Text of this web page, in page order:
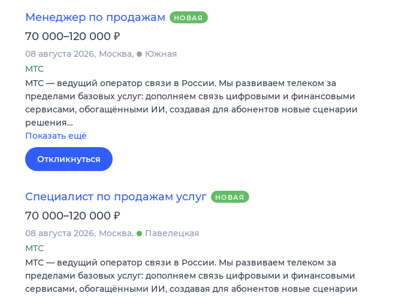
Менеджер по продажам НОВАЯ
70 000–120 000 ₽
08 августа 2026 Москва
Южная
МТС
МТС — ведущий оператор связи в России. Мы развиваем телеком за
пределами базовых услуг: дополняем связь цифровыми и финансовыми
сервисами, обогащёнными ИИ, создавая для абонентов новые сценарии
решения…
Показать ещё
Откликнуться
Специалист по продажам услуг НОВАЯ
70 000–120 000 ₽
08 августа 2026 Москва
Павелецкая
МТС
МТС — ведущий оператор связи в России. Мы развиваем телеком за
пределами базовых услуг: дополняем связь цифровыми и финансовыми
сервисами, обогащёнными ИИ, создавая для абонентов новые сценарии